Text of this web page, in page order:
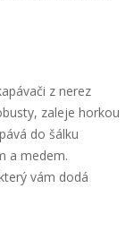
z nerez
zaleje horkou
do šálku
a medem.
vám dodá